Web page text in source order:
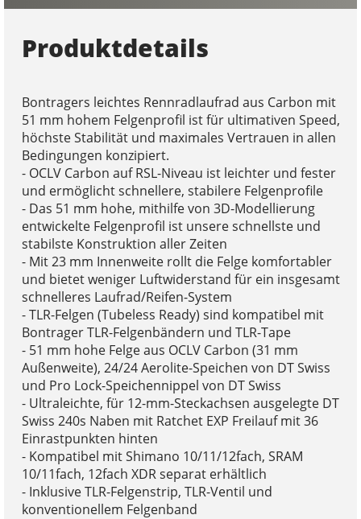
Produktdetails
Bontragers leichtes Rennradlaufrad aus Carbon mit
51 mm hohem Felgenprofil ist für ultimativen Speed,
höchste Stabilität und maximales Vertrauen in allen
Bedingungen konzipiert.
- OCLV Carbon auf RSL-Niveau ist leichter und fester
und ermöglicht schnellere, stabilere Felgenprofile
- Das 51 mm hohe, mithilfe von 3D-Modellierung
entwickelte Felgenprofil ist unsere schnellste und
stabilste Konstruktion aller Zeiten
- Mit 23 mm Innenweite rollt die Felge komfortabler
und bietet weniger Luftwiderstand für ein insgesamt
schnelleres Laufrad/Reifen-System
- TLR-Felgen (Tubeless Ready) sind kompatibel mit
Bontrager TLR-Felgenbändern und TLR-Tape
- 51 mm hohe Felge aus OCLV Carbon (31 mm
Außenweite), 24/24 Aerolite-Speichen von DT Swiss
und Pro Lock-Speichennippel von DT Swiss
- Ultraleichte, für 12-mm-Steckachsen ausgelegte DT
Swiss 240s Naben mit Ratchet EXP Freilauf mit 36
Einrastpunkten hinten
- Kompatibel mit Shimano 10/11/12fach, SRAM
10/11fach, 12fach XDR separat erhältlich
- Inklusive TLR-Felgenstrip, TLR-Ventil und
konventionellem Felgenband